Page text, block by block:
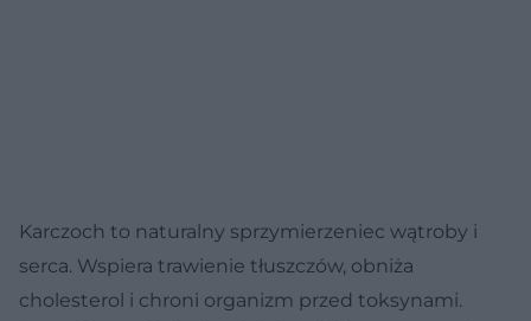
Karczoch to naturalny sprzymierzeniec wątroby i
serca. Wspiera trawienie tłuszczów, obniża
cholesterol i chroni organizm przed toksynami.